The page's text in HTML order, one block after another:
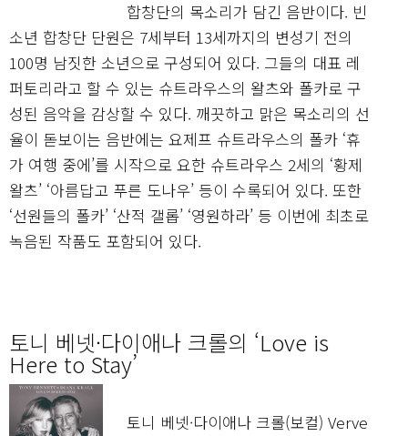
합창단의 목소리가 담긴 음반이다. 빈
소년 합창단 단원은 7세부터 13세까지의 변성기 전의
100명 남짓한 소년으로 구성되어 있다. 그들의 대표 레
퍼토리라고 할 수 있는 슈트라우스의 왈츠와 폴카로 구
성된 음악을 감상할 수 있다. 깨끗하고 맑은 목소리의 선
율이 돋보이는 음반에는 요제프 슈트라우스의 폴카 ‘휴
가 여행 중에’를 시작으로 요한 슈트라우스 2세의 ‘황제
왈츠’ ‘아름답고 푸른 도나우’ 등이 수록되어 있다. 또한
‘선원들의 폴카’ ‘산적 갤롭’ ‘영원하라’ 등 이번에 최초로
녹음된 작품도 포함되어 있다.
토니 베넷·다이애나 크롤의 ‘Love is
Here to Stay’
토니 베넷·다이애나 크롤(보컬) Verve